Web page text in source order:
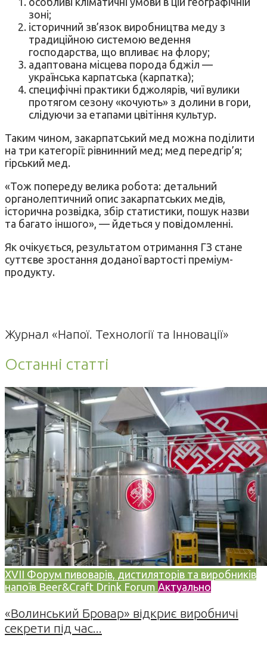
зоні;
історичний зв’язок виробництва меду з
традиційною системою ведення
господарства, що впливає на флору;
адаптована місцева порода бджіл —
українська карпатська (карпатка);
специфічні практики бджолярів, чиї вулики
протягом сезону «кочують» з долини в гори,
слідуючи за етапами цвітіння культур.
Таким чином, закарпатський мед можна поділити
на три категорії: рівнинний мед; мед передгір’я;
гірський мед.
«Тож попереду велика робота: детальний
органолептичний опис закарпатських медів,
історична розвідка, збір статистики, пошук назви
та багато іншого», — йдеться у повідомленні.
Як очікується, результатом отримання ГЗ стане
суттєве зростання доданої вартості преміум-
продукту.
Журнал «Напої. Технології та Інновації»
Останні статті
XVII Форум пивоварів, дистиляторів та виробників
напоїв Beer&Craft Drink Forum Актуально
«Волинський Бровар» відкриє виробничі
секрети під час...